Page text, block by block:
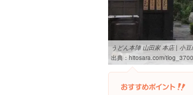
うどん本陣 山田家 本店 | 小
出典： hitosara.com/